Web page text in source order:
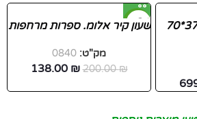
שעון קיר LED אדום 37*70
-31%
שעון קיר אלומ. ספרות מרחפות
מק"ט: 0840
200.00₪
138.00 ₪